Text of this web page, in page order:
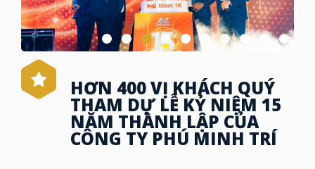
HƠN 400 VỊ KHÁCH QUÝ
THAM DỰ LỄ KỶ NIỆM 15
NĂM THÀNH LẬP CỦA
CÔNG TY PHÚ MINH TRÍ